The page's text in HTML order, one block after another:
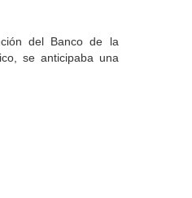
del Banco de la
se anticipaba una